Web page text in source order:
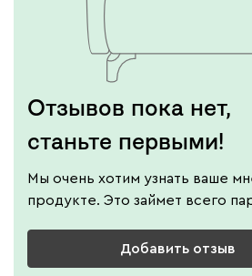
Отзывов пока нет,
станьте первыми!
Мы очень хотим узнать ваше
продукте. Это займет всего
Добавить отзыв